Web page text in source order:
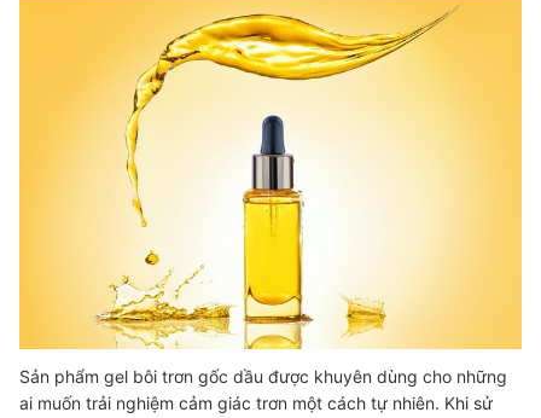
Sản phẩm gel bôi trơn gốc dầu được khuyên dùng cho những
ai muốn trải nghiệm cảm giác trơn một cách tự nhiên. Khi sử